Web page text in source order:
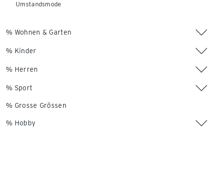
Umstandsmode
% Wohnen & Garten
% Kinder
% Herren
% Sport
% Grosse Grössen
% Hobby